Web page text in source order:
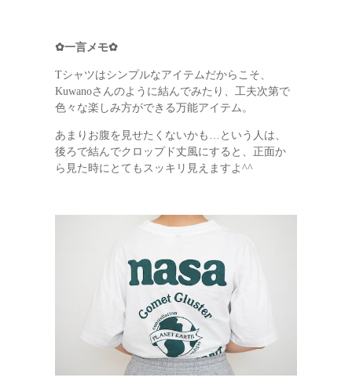
✿一言メモ✿
Tシャツはシンプルなアイテムだからこそ、
Kuwanoさんのように結んでみたり、工夫次第で
色々な楽しみ方ができる万能アイテム。
あまりお腹を見せたくないかも…という人は、
後ろで結んでクロップド丈風にすると、正面か
ら見た時にとてもスッキリ見えますよ^^